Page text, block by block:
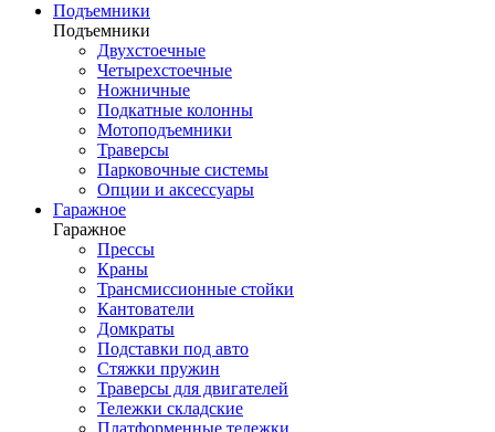
Подъемники
Подъемники
Двухстоечные
Четырехстоечные
Ножничные
Подкатные колонны
Мотоподъемники
Траверсы
Парковочные системы
Опции и аксессуары
Гаражное
Гаражное
Прессы
Краны
Трансмиссионные стойки
Кантователи
Домкраты
Подставки под авто
Стяжки пружин
Траверсы для двигателей
Тележки складские
Платформенные тележки